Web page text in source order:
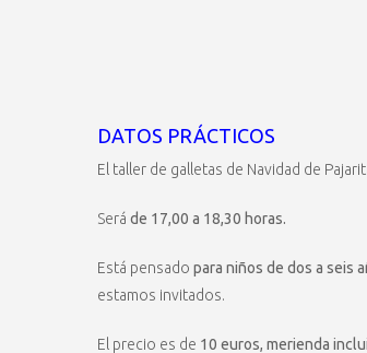
DATOS PRÁCTICOS
El taller de galletas de Navidad de
Será de 17,00 a 18,30 horas.
Está pensado para niños de dos a seis
estamos invitados.
El precio es de 10 euros, merienda